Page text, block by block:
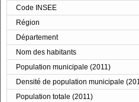
Code INSEE
Région
Département
Nom des habitants
Population municipale (2011)
Densité de population municipale
Population totale (2011)